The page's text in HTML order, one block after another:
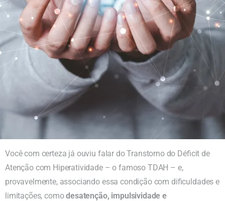
Você com certeza já ouviu falar do Transtorno do Déficit de
Atenção com Hiperatividade – o famoso TDAH – e,
provavelmente, associando essa condição com dificuldades e
limitações, comodesatenção, impulsividade e